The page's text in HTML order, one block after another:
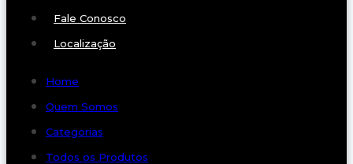
Fale Conosco
Localização
Home
Quem Somos
Categorias
Todos os Produtos